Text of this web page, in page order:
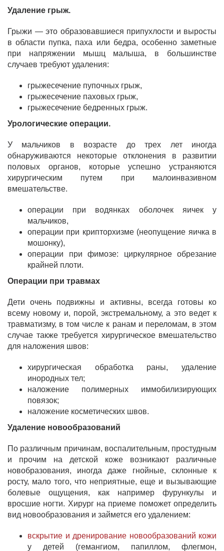
Удаление грыж.
Грыжи — это образовавшиеся припухлости и выросты
в области пупка, паха или бедра, особенно заметные
при напряжении мышц малыша, в большинстве
случаев требуют удаления:
грыжесечение пупочных грыж,
грыжесечение паховых грыж,
грыжесечение бедренных грыж.
Урологические операции.
У мальчиков в возрасте до трех лет иногда
обнаруживаются некоторые отклонения в развитии
половых органов, которые успешно устраняются
хирургическим путем при малоинвазивном
вмешательстве.
операции при водянках оболочек яичек у
мальчиков,
операции при крипторхизме (неопущение яичка в
мошонку),
операции при фимозе: циркулярное обрезание
крайней плоти.
Операции при травмах
Дети очень подвижны и активны, всегда готовы ко
всему новому и, порой, экстремальному, а это ведет к
травматизму, в том числе к ранам и переломам, в этом
случае также требуется хирургическое вмешательство
для наложения швов:
хирургическая обработка раны, удаление
инородных тел;
наложение полимерных иммобилизирующих
повязок;
наложение косметических швов.
Удаление новообразований
По различным причинам, воспалительным, простудным
и прочим на детской коже возникают различные
новобразования, иногда даже гнойные, склонные к
росту, мало того, что неприятные, еще и вызывающие
болевые ощущения, как например фурункулы и
вросшие ногти. Хирург на приеме поможет определить
вид новообразования и займется его удалением:
вскрытие и дренирование новообразований кожи
у детей (гемангиом, папиллом, флегмон,